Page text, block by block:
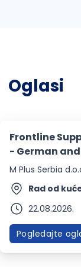
Oglasi
Frontline
- German
language
M Plus Serbia
Rad od
22.08.2026.
Pogledajte